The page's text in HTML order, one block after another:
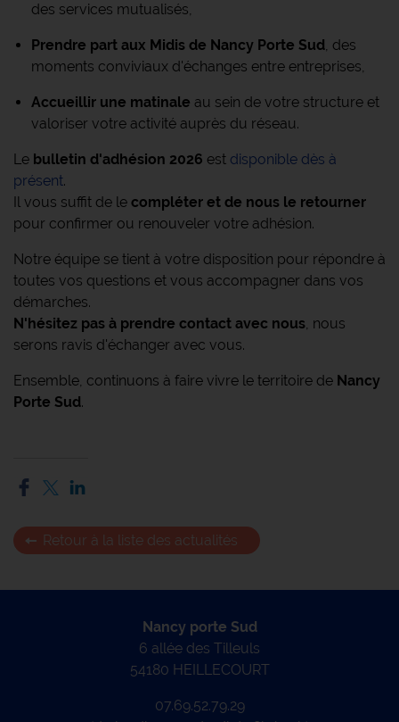
des services mutualisés,
Prendre part aux Midis de Nancy Porte Sud, des
moments conviviaux d'échanges entre entreprises,
Accueillir une matinale au sein de votre structure et
valoriser votre activité auprès du réseau.
Le bulletin d'adhésion 2026 est disponible dès à
présent.
Il vous suffit de le compléter et de nous le retourner
pour confirmer ou renouveler votre adhésion.
Notre équipe se tient à votre disposition pour répondre à
toutes vos questions et vous accompagner dans vos
démarches.
N'hésitez pas à prendre contact avec nous, nous
serons ravis d'échanger avec vous.
Ensemble, continuons à faire vivre le territoire de Nancy
Porte Sud.
Retour à la liste des actualités
Nancy porte Sud
6 allée des Tilleuls
54180 HEILLECOURT
07.69.52.79.29